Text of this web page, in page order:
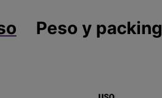
Peso y packing